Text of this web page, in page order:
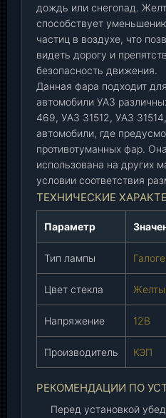
(
Т
Н
1
0
5
)
(
К
Э
)
ш
дождь или снегопад.
способствует
частиц в воздухе, что
видеть дорогу и
безопасность движения.
Данная фара подходит
автомобили УАЗ
469, УАЗ 31512, УАЗ
автомобили, где
противотуманных фар.
использована на других
условии соответствия
ТЕХНИЧЕСКИЕ
Параметр
Тип лампы
Цвет стекла
Напряжение 12В
Производитель КЭП
РЕКОМЕНДАЦИИ ПО
Перед установкой